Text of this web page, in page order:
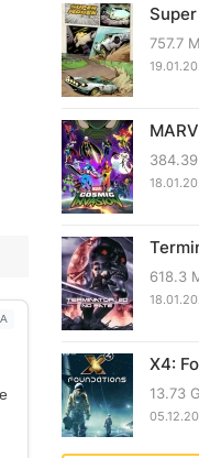
757.7
618.3
X4:
13.73